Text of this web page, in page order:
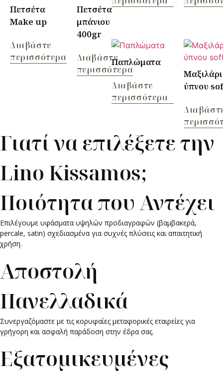
Πετσέτα
Make up
Διαβάστε
περισσότερα
Πετσέτα
μπάνιου
400gr
Διαβάστε
περισσότερα
Παπλώματα
Διαβάστε
περισσότερα
Μαξιλάρι
ύπνου
Γιατί να επιλέξετε την
Lino Kissamos;
Ποιότητα που Αντέχει
Επιλέγουμε υφάσματα υψηλών προδιαγραφών (βαμβακερά,
percale, satin) σχεδιασμένα για συχνές πλύσεις και απαιτητική
χρήση.
Αποστολή
Πανελλαδικά
Συνεργαζόμαστε με τις κορυφαίες μεταφορικές εταιρείες για
γρήγορη και ασφαλή παράδοση στην έδρα σας.
Εξατομικευμένες